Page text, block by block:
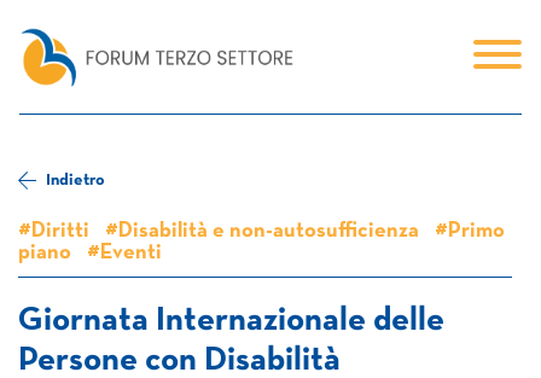
Indietro
#Diritti #Disabilità e non-autosufficienza
#Primo
piano
#Eventi
Giornata Internazionale delle
Persone con Disabilità